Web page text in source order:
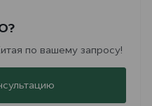
по вашему запросу!